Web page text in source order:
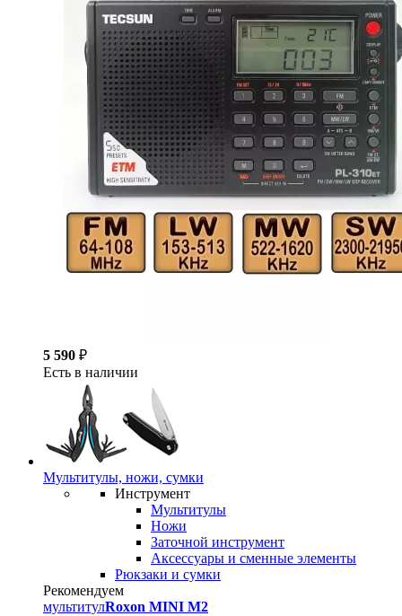
5 590 ₽
Есть в наличии
Мультитулы, ножи, сумки
Инструмент
Мультитулы
Ножи
Заточной инструмент
Аксессуары и сменные элементы
Рюкзаки и сумки
Рекомендуем
мультитулRoxon MINI M2